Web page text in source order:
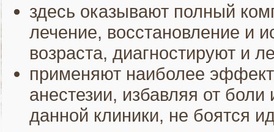
здесь оказывают полный
лечение, восстановление и
возраста, диагностируют и
применяют наиболее
анестезии, избавляя от
данной клиники, не боятся